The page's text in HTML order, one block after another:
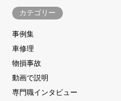
カテゴリー
事例集
車修理
物損事故
動画で説明
専門職インタビュー